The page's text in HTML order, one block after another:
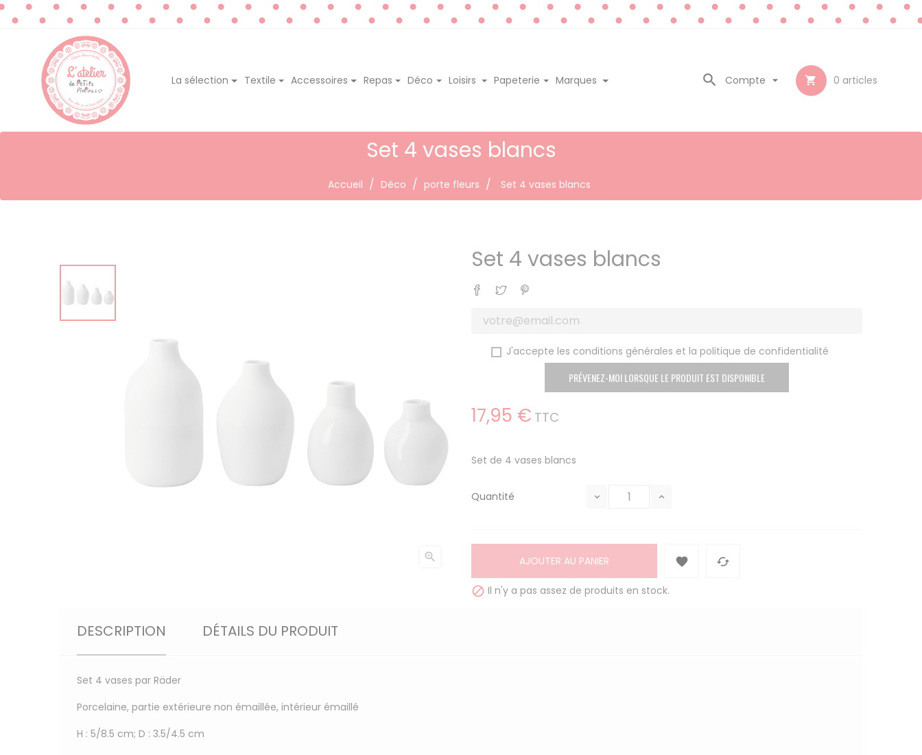
La sélection Textile Accessoires Repas Déco Loisirs Papeterie Marques  0 articles
Compte 

Set 4 vases blancs
Accueil Déco porte fleurs Set 4 vases blancs

Set 4 vases blancs
Partager
Tweet
J'accepte les conditions générales et la politique de confidentialité
PRÉVENEZ-MOI LORSQUE LE PRODUIT EST DISPONIBLE
17,95 € TTC
Set de 4 vases blancs
Quantité
AJOUTER AU PANIER  
 Il n'y a pas assez de produits en stock.
DESCRIPTION DÉTAILS DU PRODUIT
Set 4 vases par Räder
Porcelaine, partie extérieure non émaillée, intérieur émaillé
H : 5/8.5 cm; D : 3.5/4.5 cm